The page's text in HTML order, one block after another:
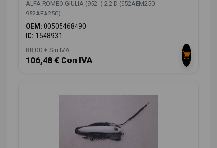
ALFA ROMEO GIULIA (952_) 2.2 D (952AEM250,
952AEA250)
OEM: 00505468490
ID: 1548931
88,00 € Sin IVA
106,48 € Con IVA